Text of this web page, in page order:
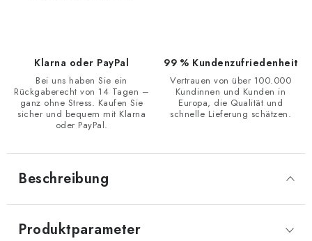
Klarna oder PayPal
Bei uns haben Sie ein
Rückgaberecht von 14 Tagen –
ganz ohne Stress. Kaufen Sie
sicher und bequem mit Klarna
oder PayPal.
99 % Kundenzufriedenheit
Vertrauen von über 100.000
Kundinnen und Kunden in
Europa, die Qualität und
schnelle Lieferung schätzen.
Beschreibung
Produktparameter